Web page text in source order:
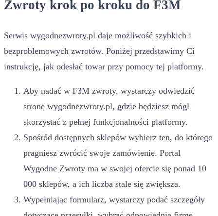
Zwroty krok po kroku do F3M
Serwis wygodnezwroty.pl daje możliwość szybkich i
bezproblemowych zwrotów. Poniżej przedstawimy Ci
instrukcję, jak odesłać towar przy pomocy tej platformy.
Aby nadać w F3M zwroty, wystarczy odwiedzić
stronę wygodnezwroty.pl, gdzie będziesz mógł
skorzystać z pełnej funkcjonalności platformy.
Spośród dostępnych sklepów wybierz ten, do którego
pragniesz zwrócić swoje zamówienie. Portal
Wygodne Zwroty ma w swojej ofercie się ponad 10
000 sklepów, a ich liczba stale się zwiększa.
Wypełniając formularz, wystarczy podać szczegóły